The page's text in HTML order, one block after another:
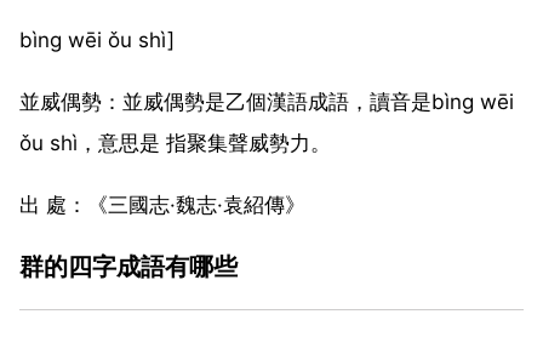
bìng wēi ǒu shì]
並威偶勢：並威偶勢是乙個漢語成語，讀音是bìng wēi
ǒu shì，意思是 指聚集聲威勢力。
出 處：《三國志·魏志·袁紹傳》
群的四字成語有哪些